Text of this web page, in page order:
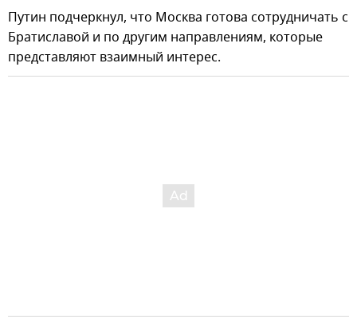
Путин подчеркнул, что Москва готова сотрудничать с
Братиславой и по другим направлениям, которые
представляют взаимный интерес.